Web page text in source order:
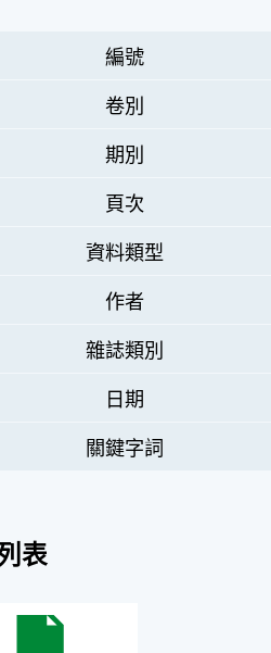
編號
卷別
期別
頁次
資料類型
作者
雜誌類別
日期
關鍵字詞
表
果栽培管理